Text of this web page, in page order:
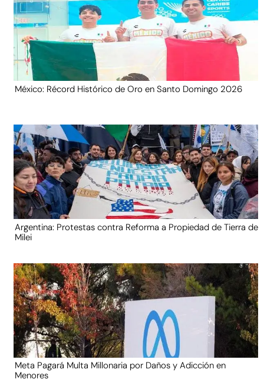
México: Récord Histórico de Oro en Santo Domingo 2026
Argentina: Protestas contra Reforma a Propiedad de Tierra de
Milei
Meta Pagará Multa Millonaria por Daños y Adicción en
Menores